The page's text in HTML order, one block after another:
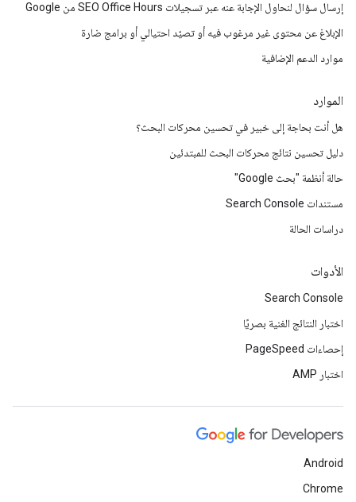
إرسال سؤال لنحاول الإجابة عنه عبر تسجيلات SEO Office Hours من Google
الإبلاغ عن محتوى غير مرغوب فيه أو تصيّد احتيالي أو برامج ضارة
موارد الدعم الإضافية
الموارد
هل أنت بحاجة إلى خبير في تحسين محركات البحث؟
دليل تحسين نتائج محركات البحث للمبتدئين
حالة أنظمة "بحث Google"
مستندات Search Console
دراسات الحالة
الأدوات
Search Console
اختبار النتائج الغنية بصريًا
إحصاءات PageSpeed
اختبار AMP
Android
Chrome